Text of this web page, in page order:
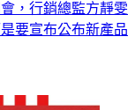
，行銷總監方靜雯
要宣布公布新產品